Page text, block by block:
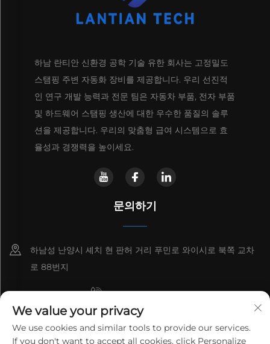
하남 란티안 신환경 공학 기술 유한 회사는 고정밀도
스탬핑 주변 자동화 장비를 제공합니다. 우리 선진적
인 연구 개발 능력과 전문 팀은 자동차 부품, 전자 부품
및 하드웨어 스탬핑 생산에 대한 우수한 품질의 솔루
션을 제공합니다. 우리의 맞춤형 급여 시스템으로 효
율성과 경쟁력을 높이세요.
문의하기
하남성 난양시 셰치 현 판허 거리 푸민로 와이시로 북쪽 교차
로 88번지
+8615993153189
+86-13137795975
We value your privacy
We use cookies and similar tools to provide our services.
If you don't want to accept all cookies, click Personalize